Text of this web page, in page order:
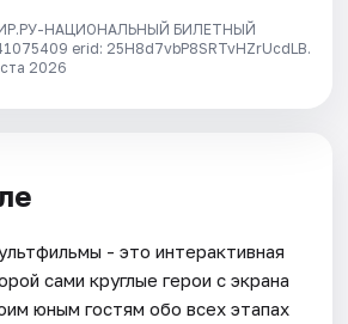
НАЦИОНАЛЬНЫЙ БИЛЕТНЫЙ
erid: 25H8d7vbP8SRTvHZrUcdLB.
2026
- это интерактивная
сами круглые герои c экрана
юным гостям обо всех этапах